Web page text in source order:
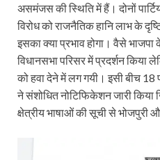
असमंजस की स्थिति में हैं। दोनों
विरोध को राजनैतिक हानि लाभ के
इसका क्या प्रभाव होगा। वैसे
विधानसभा परिसर में प्रदर्शन किया
को हवा देने में लग गयी। इसी बीच
ने संशोधित नोटिफिकेशन जारी
क्षेत्रीय भाषाओं की सूची से भोजपुरी